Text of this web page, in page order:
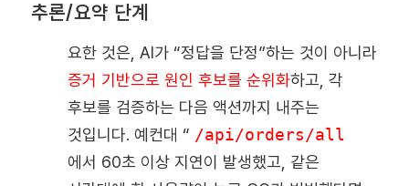
추론/요약 단계
요한 것은, AI가 “정답을 단정”하는 것이 아니라
증거 기반으로 원인 후보를 순위화하고, 각
후보를 검증하는 다음 액션까지 내주는
것입니다. 예컨대 “ /api/orders/all
에서 60초 이상 지연이 발생했고, 같은